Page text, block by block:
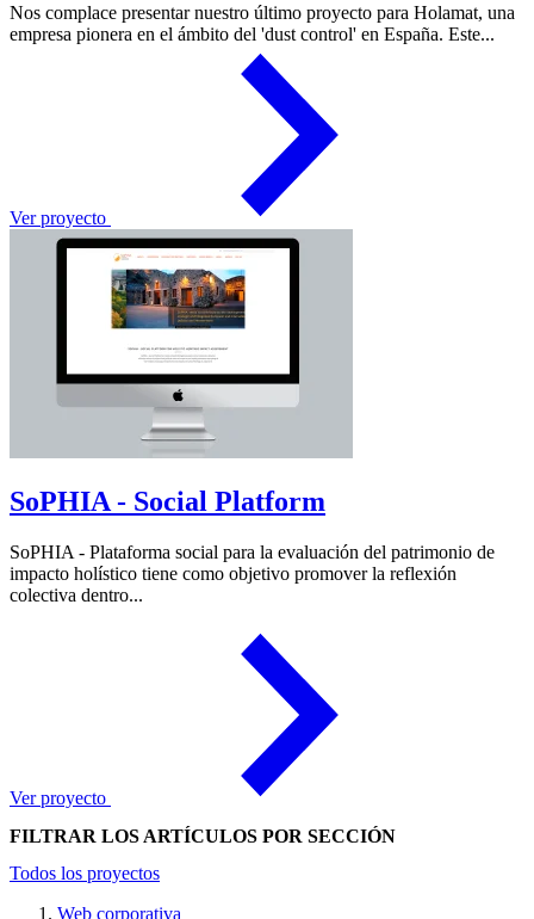
Nos complace presentar nuestro último proyecto para Holamat, una
empresa pionera en el ámbito del 'dust control' en España. Este...
Ver proyecto
SoPHIA - Social Platform
SoPHIA - Plataforma social para la evaluación del patrimonio de
impacto holístico tiene como objetivo promover la reflexión
colectiva dentro...
Ver proyecto
FILTRAR LOS ARTÍCULOS POR SECCIÓN
Todos los proyectos
Web corporativa